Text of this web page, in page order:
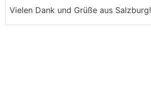
Vielen Dank und Grüße aus Salzburg!